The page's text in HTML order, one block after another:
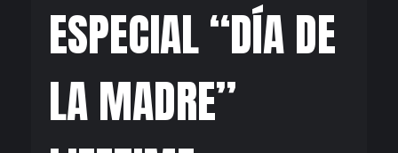
ESPECIAL “DÍA DE
LA MADRE”